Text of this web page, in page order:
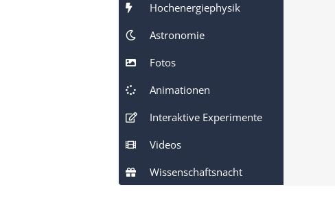
Hochenergiephysik
Astronomie
Fotos
Animationen
Interaktive Experimente
Videos
Wissenschaftsnacht